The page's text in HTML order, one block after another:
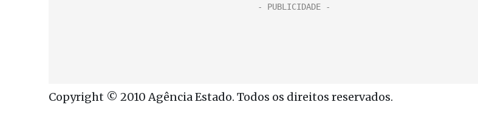
Copyright © 2010 Agência Estado. Todos os direitos reservados.